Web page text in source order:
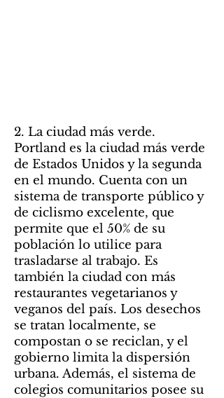
2. La ciudad más verde.
Portland es la ciudad más verde
de Estados Unidos y la segunda
en el mundo. Cuenta con un
sistema de transporte público y
de ciclismo excelente, que
permite que el 50% de su
población lo utilice para
trasladarse al trabajo. Es
también la ciudad con más
restaurantes vegetarianos y
veganos del país. Los desechos
se tratan localmente, se
compostan o se reciclan, y el
gobierno limita la dispersión
urbana. Además, el sistema de
colegios comunitarios posee su